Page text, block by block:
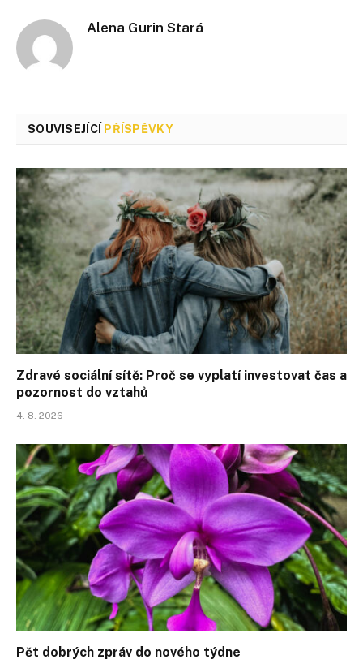
Alena Gurin Stará
SOUVISEJÍCÍ PŘÍSPĚVKY
Zdravé sociální sítě: Proč se vyplatí investovat čas a
pozornost do vztahů
4. 8. 2026
Pět dobrých zpráv do nového týdne